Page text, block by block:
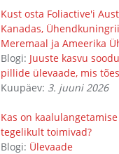
Kust osta Foliactive'i
Kanadas,
Meremaal ja Ameerika
Blogi: Juuste kasvu
pillide ülevaade, mis
Kuupäev: 3. juuni 2026
Kas on
tegelikult toimivad?
Blogi: Ülevaade